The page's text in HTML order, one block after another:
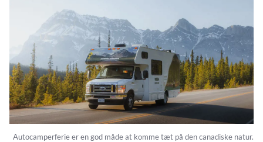
Autocamperferie er en god måde at komme tæt på den canadiske natur.